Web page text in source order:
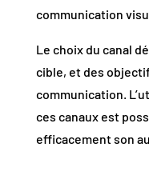
communication
Le choix du canal
cible, et des
communication.
ces canaux est
efficacement son